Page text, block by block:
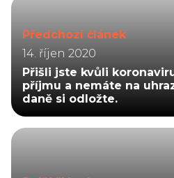
Předchozí článek
14. říjen 2020
Přišli jste kvůli
příjmu a nemáte na
daně si odložte.